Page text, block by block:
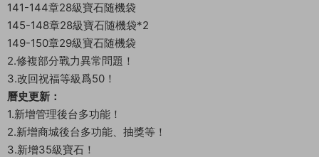
141-144章28級寶石随機袋
145-148章28級寶石随機袋*2
149-150章29級寶石随機袋
2.修複部分戰力異常問題！
3.改回祝福等級爲50！
曆史更新：
1.新增管理後台多功能！
2.新增商城後台多功能、抽獎等！
3.新增35級寶石！